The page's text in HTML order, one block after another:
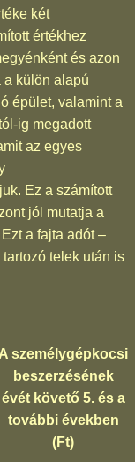
két
értékhez
és azon
a külön alapú
épület, valamint a
ig megadott
az egyes
Ez a számított
jól mutatja a
a fajta adót –
telek után is
A személygépkocsi
beszerzésének
évét követő 5. és a
további években
(Ft)